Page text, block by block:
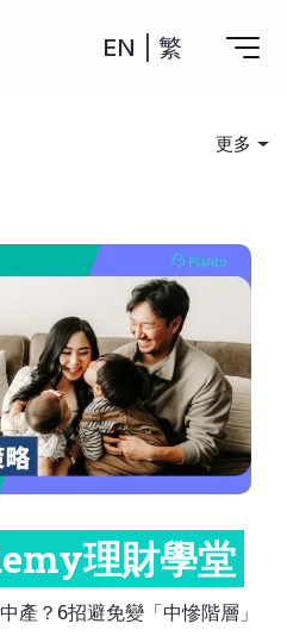
EN 繁
金戶口
優惠
口
口
所
卡
更多
理財學堂
產？6招避免變「中慘階層」